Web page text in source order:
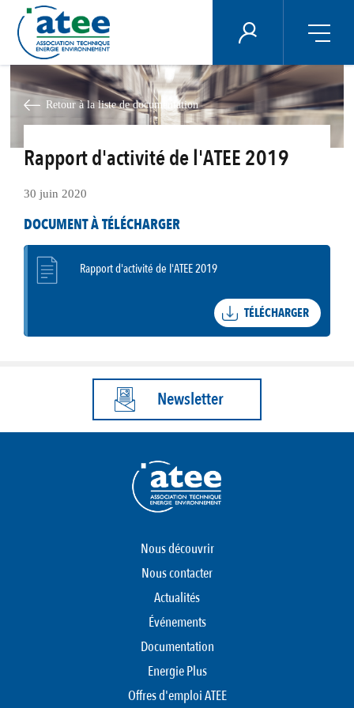
au
contenu
principal
ÉNERGIE PLUS
Retour à la liste de documentation
Rapport d'activité de l'ATEE 2019
30 juin 2020
DOCUMENT À TÉLÉCHARGER
Rapport d'activité de l'ATEE 2019
TÉLÉCHARGER
Newsletter
Nous découvrir
Nous contacter
Actualités
Événements
Documentation
Energie Plus
Offres d'emploi ATEE
Panneau de gestion des cookies